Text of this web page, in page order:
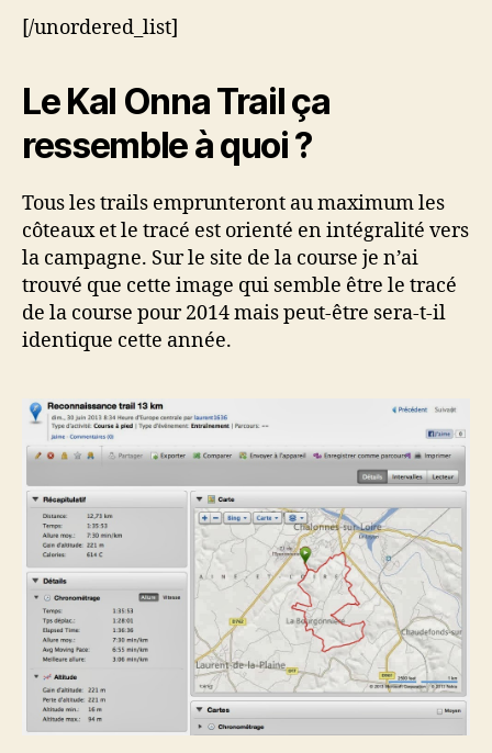
[/unordered_list]
Le Kal Onna Trail ça
ressemble à quoi ?
Tous les trails emprunteront au maximum les
côteaux et le tracé est orienté en intégralité vers
la campagne. Sur le site de la course je n’ai
trouvé que cette image qui semble être le tracé
de la course pour 2014 mais peut-être sera-t-il
identique cette année.